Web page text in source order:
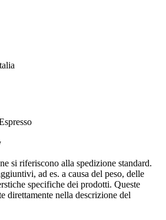
si riferiscono alla spedizione standard.
ad es. a causa del peso, delle
specifiche dei prodotti. Queste
direttamente nella descrizione del